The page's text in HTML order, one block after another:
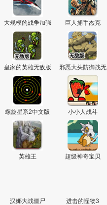
大规模的战争加强
版3
巨人捕手杰克
皇家的英雄无敌版
邪恶大头防御战无
敌版
螺旋星系2中文版 小小人战斗
英雄王 超级神奇宝贝
汉娜大战僵尸 进击的怪物3